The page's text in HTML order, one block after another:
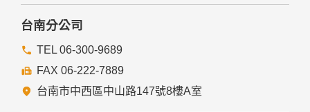
本網站委託廠商協助蒐集、處理或利用您的個人資料時，將對
委外廠商或個人善盡監督管理之責。
六、Cookie之使用
為了提供您最佳的服務，本網站會在您的電腦中放置並取用我
們的Cookie，若您不願接受Cookie的寫入，您可在您使用的
瀏覽器功能項中設定隱私權等級為高，即可拒絕Cookie的寫
台南分公司
TEL 06-300-9689
FAX 06-222-7889
台南市中西區中山路147號8樓A室